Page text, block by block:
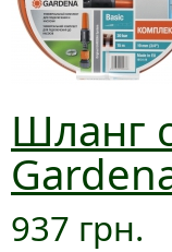
Шланг
937 грн.